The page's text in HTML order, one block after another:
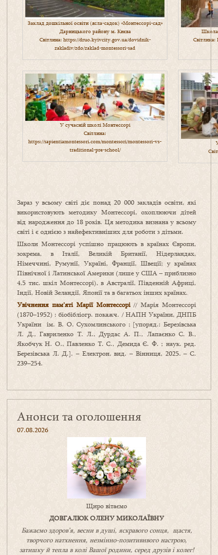
Заклад дошкільної освіти (ясла-садок) «Монтессорі-сад»
Дарницького району м. Києва
Світлина: https://druo.kyivcity.gov.ua/dovidnik-
zakladiv/zdo/zaklad-montessori-sad
Школа
Світлина:
У сучасній школі Монтессорі
Світлина:
https://sapientiamontessori.com/montessori/montessori-vs-
traditional-pre-school/
Зараз у всьому світі діє понад 20 000 закладів освіти, які
використовують методику Монтессорі, охоплюючи дітей
від народження до 18 років. Ця методика визнана у всьому
світі і є однією з найефективніших для роботи з дітьми.
Школи Монтессорі успішно працюють в країнах Європи,
зокрема, в Італії, Великій Британії, Нідерландах,
Німеччині, Румунії, Україні, Франції, Швеції; у країнах
Північної і Латинської Америки (лише у США – приблизно
4,5 тис. шкіл Монтессорі), в Австралії, Південній Африці,
Індії, Новій Зеландії, Японії та в багатьох інших країнах.
Увічнення пам’яті Марії Монтессорі// Марія Монтессорі
(1870–1952) : біобібліогр. покажч. / НАПН України, ДНПБ
України ім. В. О. Сухомлинського ; [упоряд.: Березівська
Л. Д., Гавриленко Т. Л., Дурдас А. П., Лапаєнко С. В.,
Якобчук Н. О., Павленко Т. С., Демида Є. Ф. ; наук. ред.
Березівська Л. Д.]. – Електрон. вид. – Вінниця, 2025. – С.
239–254.
Анонси та оголошення
07.08.2026
Щиро вітаємо
ДОВГАЛЮК ОЛЕНУ МИКОЛАЇВНУ
Бажаємо здоров’я, весни в душі, яскравого сонця, щастя,
творчого натхнення, незмінно-позитивнвого настрою,
затишкуйтепла в коліВашоїродини, серед друзів і колег!